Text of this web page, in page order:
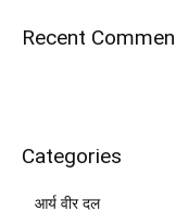
Recent
Categories
आर्य वीर दल